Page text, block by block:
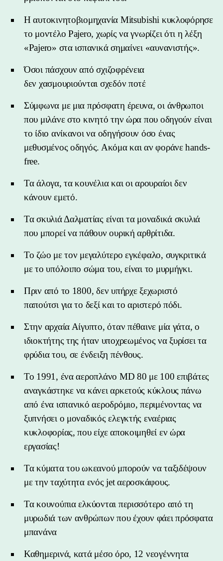
Η αυτοκινητοβιομηχανία Mitsubishi κυκλοφόρησε
το μοντέλο Pajero, χωρίς να γνωρίζει ότι η λέξη
«Pajero» στα ισπανικά σημαίνει «αυνανιστής».
Όσοι πάσχουν από σχιζοφρένεια
δεν χασμουριούνται σχεδόν ποτέ
Σύμφωνα με μια πρόσφατη έρευνα, οι άνθρωποι
που μιλάνε στο κινητό την ώρα που οδηγούν είναι
το ίδιο ανίκανοι να οδηγήσουν όσο ένας
μεθυσμένος οδηγός. Ακόμα και αν φοράνε hands-
free.
Τα άλογα, τα κουνέλια και οι αρουραίοι δεν
κάνουν εμετό.
Τα σκυλιά Δαλματίας είναι τα μοναδικά σκυλιά
που μπορεί να πάθουν ουρική αρθρίτιδα.
Το ζώο με τον μεγαλύτερο εγκέφαλο, συγκριτικά
με το υπόλοιπο σώμα του, είναι το μυρμήγκι.
Πριν από το 1800, δεν υπήρχε ξεχωριστό
παπούτσι για το δεξί και το αριστερό πόδι.
Στην αρχαία Αίγυπτο, όταν πέθαινε μία γάτα, ο
ιδιοκτήτης της ήταν υποχρεωμένος να ξυρίσει τα
φρύδια του, σε ένδειξη πένθους.
Το 1991, ένα αεροπλάνο MD 80 με 100 επιβάτες
αναγκάστηκε να κάνει αρκετούς κύκλους πάνω
από ένα ισπανικό αεροδρόμιο, περιμένοντας να
ξυπνήσει ο μοναδικός ελεγκτής εναέριας
κυκλοφορίας, που είχε αποκοιμηθεί εν ώρα
εργασίας!
Τα κύματα του ωκεανού μπορούν να ταξιδέψουν
με την ταχύτητα ενός jet αεροσκάφους.
Τα κουνούπια ελκύονται περισσότερο από τη
μυρωδιά των ανθρώπων που έχουν φάει πρόσφατα
μπανάνα
Καθημερινά, κατά μέσο όρο, 12 νεογέννητα